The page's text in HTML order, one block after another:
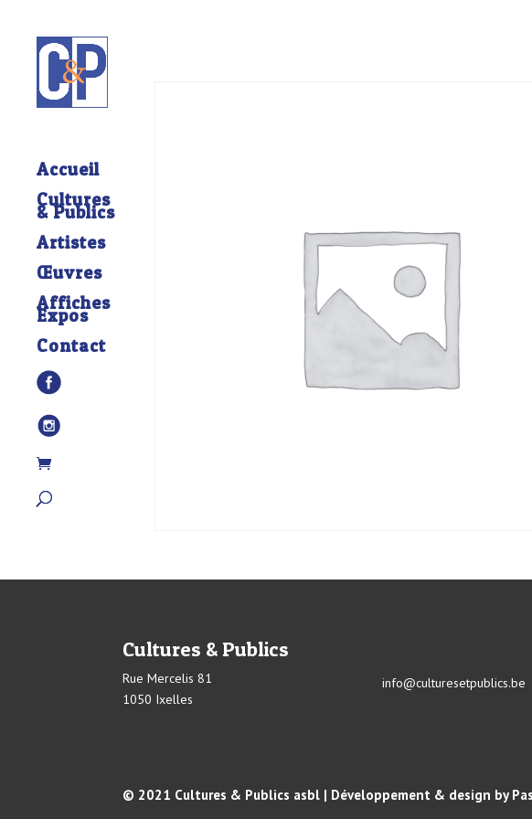
Accueil
Cultures
& Publics
Artistes
Œuvres
Affiches
Expos
Contact
Cultures & Publics
Rue Mercelis 81
1050 Ixelles
info@culturesetpublics.be
© 2021 Cultures & Publics asbl | Développement & design by